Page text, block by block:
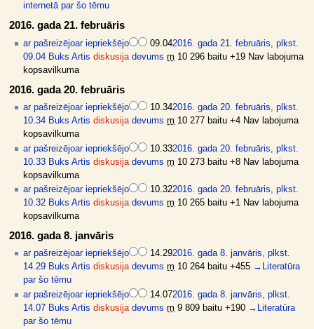
internetā par šo tēmu
2016. gada 21. februāris
ar pašreizējoar iepriekšējo 09.042016. gada 21. februāris, plkst.
09.04 Buks Artis diskusija devums m 10 296 baitu +19 Nav labojuma
kopsavilkuma
2016. gada 20. februāris
ar pašreizējoar iepriekšējo 10.342016. gada 20. februāris, plkst.
10.34 Buks Artis diskusija devums m 10 277 baitu +4 Nav labojuma
kopsavilkuma
ar pašreizējoar iepriekšējo 10.332016. gada 20. februāris, plkst.
10.33 Buks Artis diskusija devums m 10 273 baitu +8 Nav labojuma
kopsavilkuma
ar pašreizējoar iepriekšējo 10.322016. gada 20. februāris, plkst.
10.32 Buks Artis diskusija devums m 10 265 baitu +1 Nav labojuma
kopsavilkuma
2016. gada 8. janvāris
ar pašreizējoar iepriekšējo 14.292016. gada 8. janvāris, plkst.
14.29 Buks Artis diskusija devums m 10 264 baitu +455 → Literatūra
par šo tēmu
ar pašreizējoar iepriekšējo 14.072016. gada 8. janvāris, plkst.
14.07 Buks Artis diskusija devums m 9 809 baitu +190 →
Literatūra
par šo tēmu